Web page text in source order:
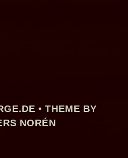
• THEME BY
NORÉN